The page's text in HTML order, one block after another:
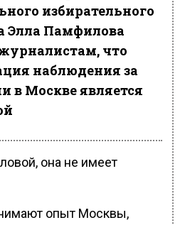
избирательного
Элла Памфилова
что
наблюдения за
в Москве является
она не имеет
опыт Москвы,